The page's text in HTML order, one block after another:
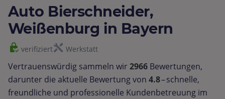
Auto Bierschneider,
Weißenburg in Bayern
verifiziert Werkstatt
Vertrauenswürdig sammeln wir2966 Bewertungen,
darunter die aktuelle Bewertung von 4.8– schnelle,
freundliche und professionelle Kundenbetreuung im